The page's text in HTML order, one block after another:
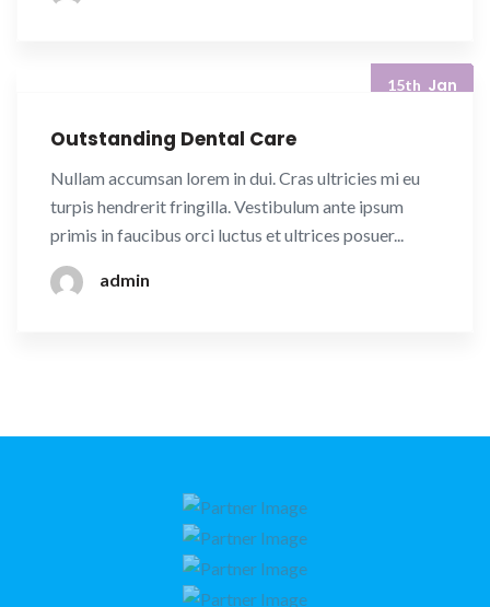
15th Jan
Outstanding Dental Care
Nullam accumsan lorem in dui. Cras ultricies mi eu
turpis hendrerit fringilla. Vestibulum ante ipsum
primis in faucibus orci luctus et ultrices posuer...
admin